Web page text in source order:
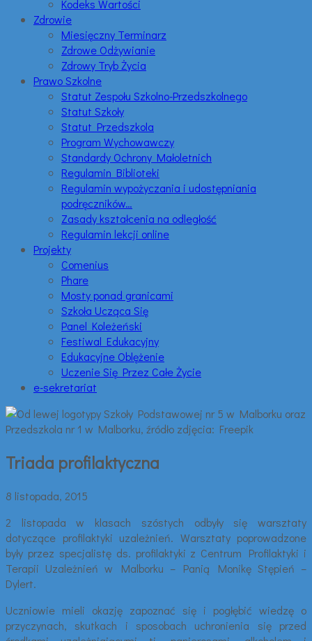
Kodeks Wartości
Zdrowie
Miesięczny Terminarz
Zdrowe Odżywianie
Zdrowy Tryb Życia
Prawo Szkolne
Statut Zespołu Szkolno-Przedszkolnego
Statut Szkoły
Statut Przedszkola
Program Wychowawczy
Standardy Ochrony Małoletnich
Regulamin Biblioteki
Regulamin wypożyczania i udostępniania
podręczników…
Zasady kształcenia na odległość
Regulamin lekcji online
Projekty
Comenius
Phare
Mosty ponad granicami
Szkoła Ucząca Się
Panel Koleżeński
Festiwal Edukacyjny
Edukacyjne Oblężenie
Uczenie Się Przez Całe Życie
e-sekretariat
Triada profilaktyczna
8 listopada, 2015
2 listopada w klasach szóstych odbyły się warsztaty
dotyczące profilaktyki uzależnień. Warsztaty poprowadzone
były przez specjalistę ds. profilaktyki z Centrum Profilaktyki i
Terapii Uzależnień w Malborku – Panią Monikę Stępień –
Dylert.
Uczniowie mieli okazję zapoznać się i pogłębić wiedzę o
przyczynach, skutkach i sposobach uchronienia się przed